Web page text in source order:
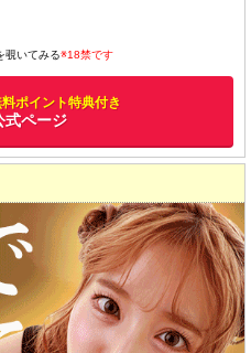
覗いてみる※18禁です
ポイント特典付き
ページ